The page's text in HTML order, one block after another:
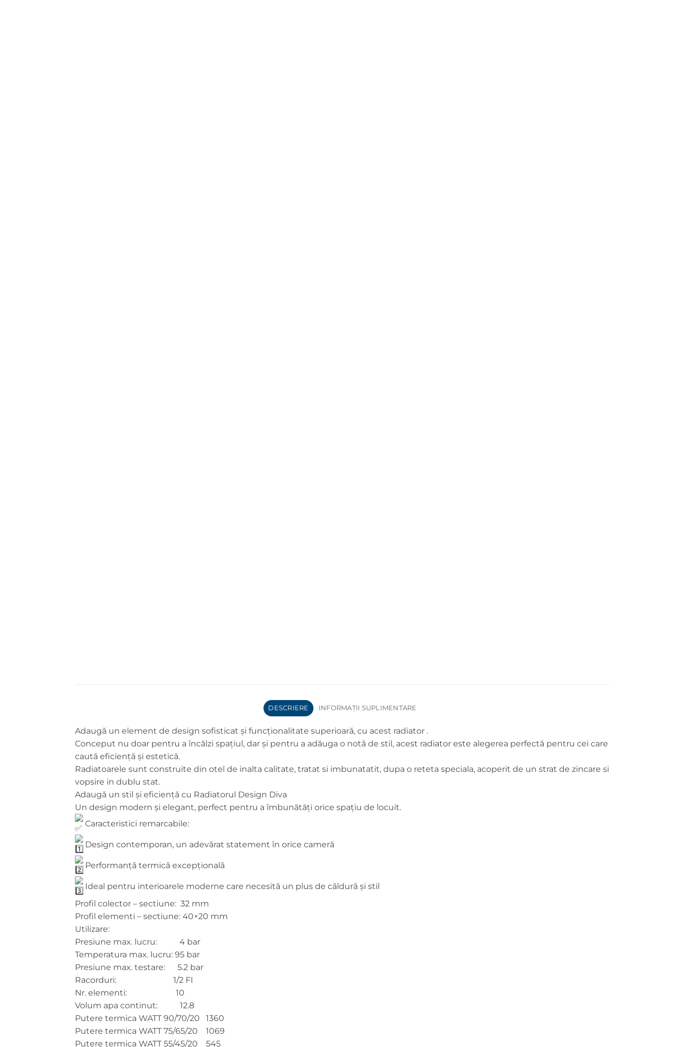
DESCRIERE INFORMAȚII SUPLIMENTARE
Adaugă un element de design sofisticat și funcționalitate superioară, cu acest radiator .
Conceput nu doar pentru a încălzi spațiul, dar și pentru a adăuga o notă de stil, acest radiator este alegerea perfectă pentru cei care
caută eficiență și estetică.
Radiatoarele sunt construite din otel de inalta calitate, tratat si imbunatatit, dupa o reteta speciala, acoperit de un strat de zincare si
vopsire in dublu stat.
Adaugă un stil și eficiență cu Radiatorul Design Diva
Un design modern și elegant, perfect pentru a îmbunătăți orice spațiu de locuit.
Caracteristici remarcabile:
Design contemporan, un adevărat statement în orice cameră
Performanță termică excepțională
Ideal pentru interioarele moderne care necesită un plus de căldură și stil
Profil colector – sectiune: 32 mm
Profil elementi – sectiune: 40×20 mm
Utilizare:
Presiune max. lucru: 4 bar
Temperatura max. lucru: 95 bar
Presiune max. testare: 5.2 bar
Racorduri: 1/2 FI
Nr. elementi: 10
Volum apa continut: 12.8
Putere termica WATT 90/70/20 1360
Putere termica WATT 75/65/20 1069
Putere termica WATT 55/45/20 545